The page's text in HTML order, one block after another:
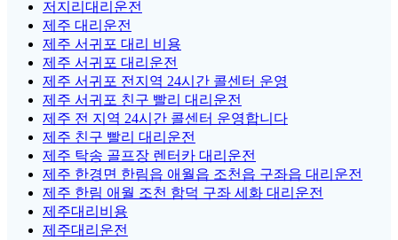
저지리대리운전
제주 대리운전
제주 서귀포 대리 비용
제주 서귀포 대리운전
제주 서귀포 전지역 24시간 콜센터 운영
제주 서귀포 친구 빨리 대리운전
제주 전 지역 24시간 콜센터 운영합니다
제주 친구 빨리 대리운전
제주 탁송 골프장 렌터카 대리운전
제주 한경면 한림읍 애월읍 조천읍 구좌읍 대리운전
제주 한림 애월 조천 함덕 구좌 세화 대리운전
제주대리비용
제주대리운전